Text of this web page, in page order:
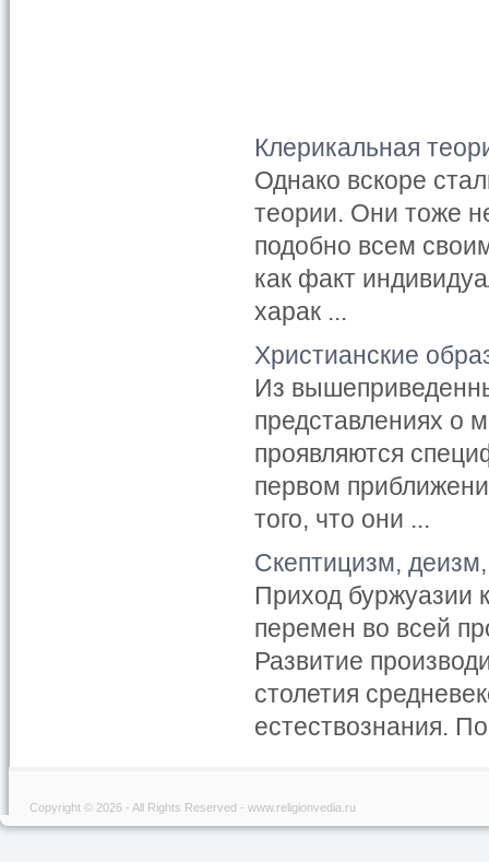
Клерикальная
Однако вскоре
теории. Они тоже
подобно всем
как факт
харак ...
Христианские
Из
представлениях о
проявляются
первом
того, что они ...
Скептицизм,
Приход буржуазии
перемен во всей
Развитие
столетия
естествознания.
Copyright © 2026 - All Rights Reserved - www.religionvedia.ru